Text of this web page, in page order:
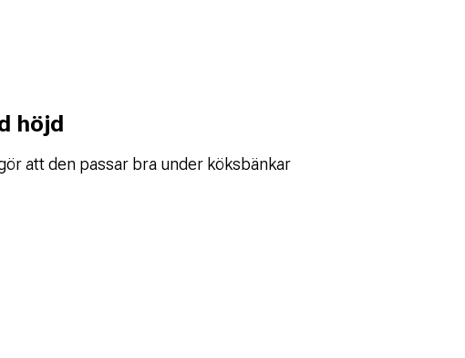
höjd
att den passar bra under köksbänkar